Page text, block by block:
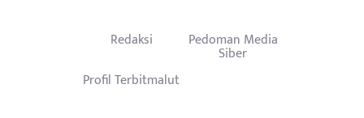
Redaksi Pedoman Media
Siber
Profil Terbitmalut